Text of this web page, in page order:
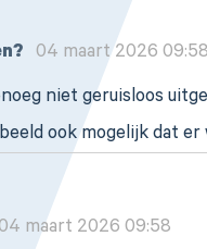
04 maart 2026 09:58
niet geruisloos
ook mogelijk dat
04 maart 2026 09:58